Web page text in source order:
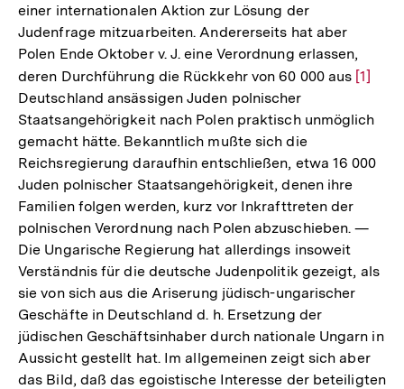
einer internationalen Aktion zur Lösung der
Judenfrage mitzuarbeiten. Andererseits hat aber
Polen Ende Oktober v. J. eine Verordnung erlassen,
deren Durchführung die Rückkehr von 60 000 aus Zur
der
[1]
Deutschland ansässigen Juden polnischer
Staatsangehörigkeit nach Polen praktisch unmöglich
gemacht hätte. Bekanntlich mußte sich die
Reichsregierung daraufhin entschließen, etwa 16 000
Juden polnischer Staatsangehörigkeit, denen ihre
Familien folgen werden, kurz vor Inkrafttreten der
polnischen Verordnung nach Polen abzuschieben. —
Die Ungarische Regierung hat allerdings insoweit
Verständnis für die deutsche Judenpolitik gezeigt, als
sie von sich aus die Ariserung jüdisch-ungarischer
Geschäfte in Deutschland d. h. Ersetzung der
jüdischen Geschäftsinhaber durch nationale Ungarn in
Aussicht gestellt hat. Im allgemeinen zeigt sich aber
das Bild, daß das egoistische Interesse der beteiligten